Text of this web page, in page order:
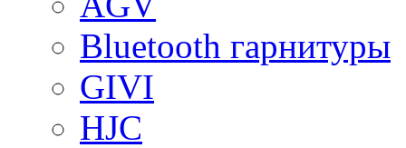
Bluetooth гарнитуры
GIVI
HJC